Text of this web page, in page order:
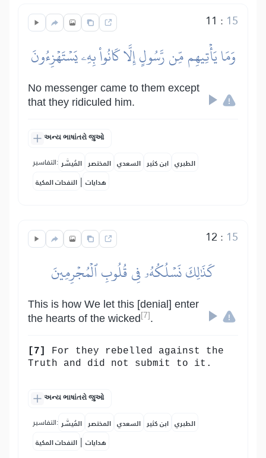
11 : 15
وَمَا يَأۡتِيهِم مِّن رَّسُولٍ إِلَّا كَانُواْ بِهِۦ يَسۡتَهۡزِءُونَ
No messenger came to them except
that they ridiculed him.
અન્ય ભાષાંતરો જુઓ
التفاسير: المُيسَّر المختصر السعدي ابن كثير الطبري
النفحات المكية | هدايات
12 : 15
كَذَٰلِكَ نَسۡلُكُهُۥ فِي قُلُوبِ ٱلۡمُجۡرِمِينَ
This is how We let this [denial] enter
the hearts of the wicked [7] .
[7]
For they rebelled against the
Truth and did not submit to it.
અન્ય ભાષાંતરો જુઓ
التفاسير: المُيسَّر المختصر السعدي ابن كثير الطبري
النفحات المكية | هدايات